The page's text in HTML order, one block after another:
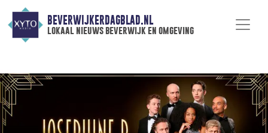
BEVERWIJKERDAGBLAD.NL
lokaal nieuws beverwijk en omgeving